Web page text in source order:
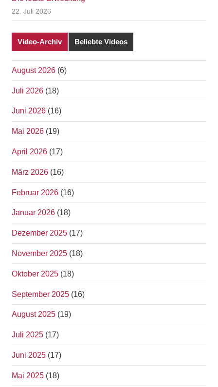
22. Juli 2026
Video-Archiv Beliebte Videos
August 2026 (6)
Juli 2026 (18)
Juni 2026 (16)
Mai 2026 (19)
April 2026 (17)
März 2026 (16)
Februar 2026 (16)
Januar 2026 (18)
Dezember 2025 (17)
November 2025 (18)
Oktober 2025 (18)
September 2025 (16)
August 2025 (19)
Juli 2025 (17)
Juni 2025 (17)
Mai 2025 (18)